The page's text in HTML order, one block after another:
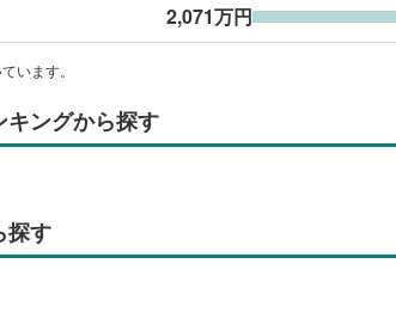
2,071万円
います。
キングから探す
探す